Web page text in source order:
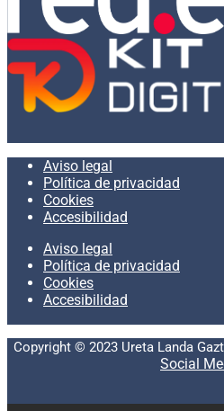
Aviso legal
Política de privacidad
Cookies
Accesibilidad
Aviso legal
Política de privacidad
Cookies
Accesibilidad
Copyright © 2023 Ureta Landa
Social